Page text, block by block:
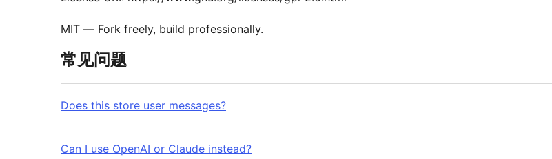
MIT — Fork freely, build professionally.
常见问题
Does this store user messages?
Can I use OpenAI or Claude instead?